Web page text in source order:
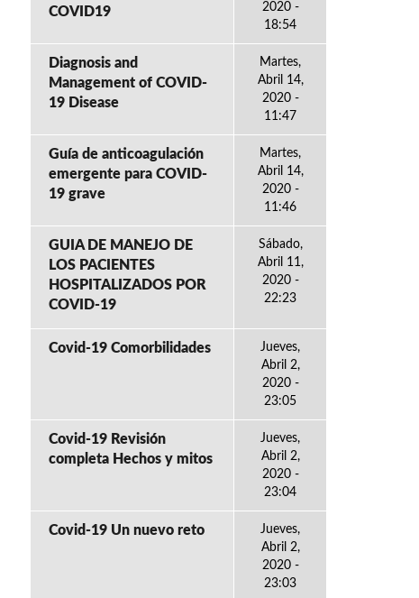
COVID19
2020 -
18:54
Diagnosis and
Management of COVID-
19 Disease
Martes,
Abril 14,
2020 -
11:47
Guía de anticoagulación
emergente para COVID-
19 grave
Martes,
Abril 14,
2020 -
11:46
GUIA DE MANEJO DE
LOS PACIENTES
HOSPITALIZADOS POR
COVID-19
Sábado,
Abril 11,
2020 -
22:23
Covid-19 Comorbilidades
Jueves,
Abril 2,
2020 -
23:05
Covid-19 Revisión
completa Hechos y mitos
Jueves,
Abril 2,
2020 -
23:04
Covid-19 Un nuevo reto
Jueves,
Abril 2,
2020 -
23:03